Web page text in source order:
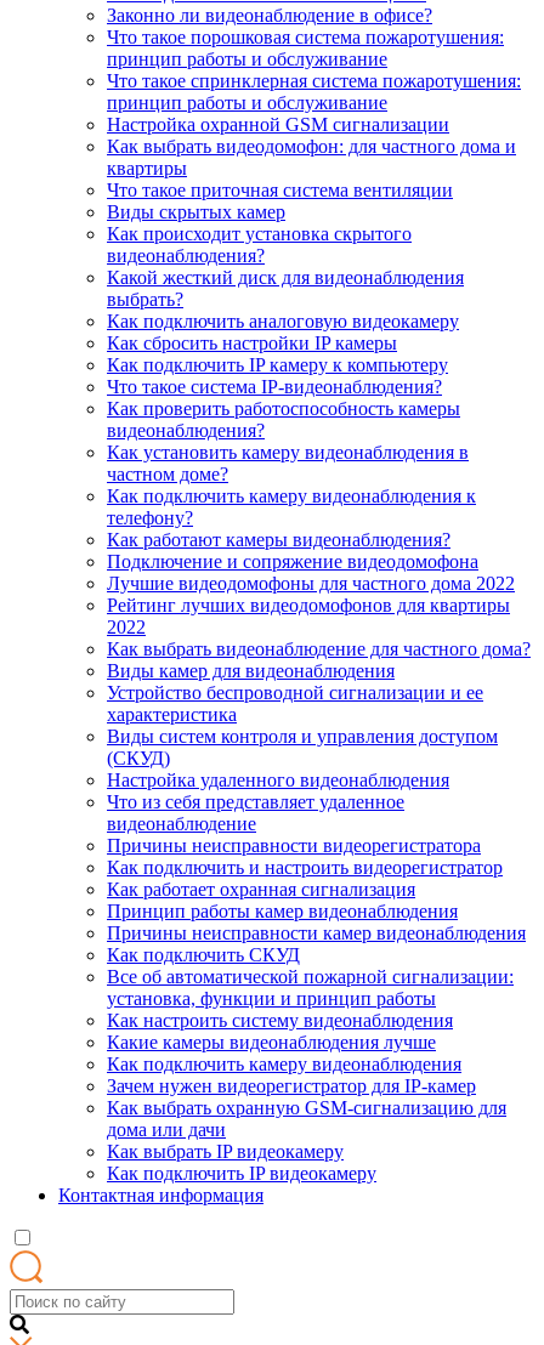
Законно ли видеонаблюдение в офисе?
Что такое порошковая система пожаротушения:
принцип работы и обслуживание
Что такое спринклерная система пожаротушения:
принцип работы и обслуживание
Настройка охранной GSM сигнализации
Как выбрать видеодомофон: для частного дома и
квартиры
Что такое приточная система вентиляции
Виды скрытых камер
Как происходит установка скрытого
видеонаблюдения?
Какой жесткий диск для видеонаблюдения
выбрать?
Как подключить аналоговую видеокамеру
Как сбросить настройки IP камеры
Как подключить IP камеру к компьютеру
Что такое система IP-видеонаблюдения?
Как проверить работоспособность камеры
видеонаблюдения?
Как установить камеру видеонаблюдения в
частном доме?
Как подключить камеру видеонаблюдения к
телефону?
Как работают камеры видеонаблюдения?
Подключение и сопряжение видеодомофона
Лучшие видеодомофоны для частного дома 2022
Рейтинг лучших видеодомофонов для квартиры
2022
Как выбрать видеонаблюдение для частного дома?
Виды камер для видеонаблюдения
Устройство беспроводной сигнализации и ее
характеристика
Виды систем контроля и управления доступом
(СКУД)
Настройка удаленного видеонаблюдения
Что из себя представляет удаленное
видеонаблюдение
Причины неисправности видеорегистратора
Как подключить и настроить видеорегистратор
Как работает охранная сигнализация
Принцип работы камер видеонаблюдения
Причины неисправности камер видеонаблюдения
Как подключить СКУД
Все об автоматической пожарной сигнализации:
установка, функции и принцип работы
Как настроить систему видеонаблюдения
Какие камеры видеонаблюдения лучше
Как подключить камеру видеонаблюдения
Зачем нужен видеорегистратор для IP-камер
Как выбрать охранную GSM-сигнализацию для
дома или дачи
Как выбрать IP видеокамеру
Как подключить IP видеокамеру
Контактная информация